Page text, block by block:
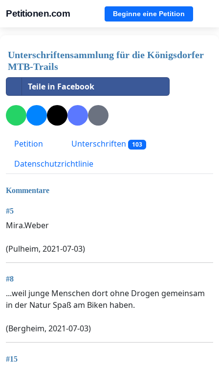
Petitionen.com Beginne eine Petition
Unterschriftensammlung für die Königsdorfer
MTB-Trails
Teile in Facebook
Petition Unterschriften 103
Datenschutzrichtlinie
Kommentare
#5
Mira.Weber
(Pulheim, 2021-07-03)
#8
...weil junge Menschen dort ohne Drogen gemeinsam
in der Natur Spaß am Biken haben.
(Bergheim, 2021-07-03)
#15